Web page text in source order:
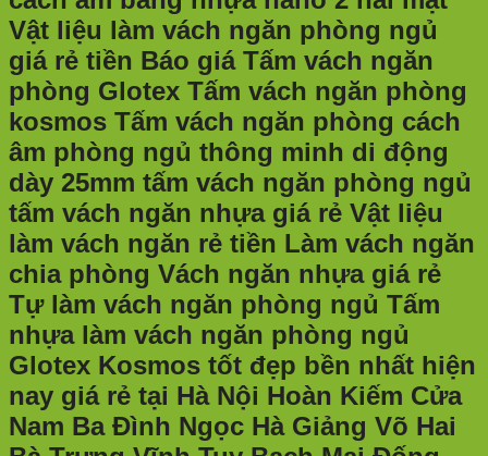
Vật liệu làm vách ngăn phòng ngủ
giá rẻ tiền Báo giá Tấm vách ngăn
phòng Glotex Tấm vách ngăn phòng
kosmos Tấm vách ngăn phòng cách
âm phòng ngủ thông minh di động
dày 25mm tấm vách ngăn phòng ngủ
tấm vách ngăn nhựa giá rẻ Vật liệu
làm vách ngăn rẻ tiền Làm vách ngăn
chia phòng Vách ngăn nhựa giá rẻ
Tự làm vách ngăn phòng ngủ Tấm
nhựa làm vách ngăn phòng ngủ
Glotex Kosmos tốt đẹp bền nhất hiện
nay giá rẻ tại Hà Nội Hoàn Kiếm Cửa
Nam Ba Đình Ngọc Hà Giảng Võ Hai